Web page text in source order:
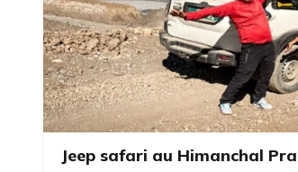
Jeep safari au Himanchal